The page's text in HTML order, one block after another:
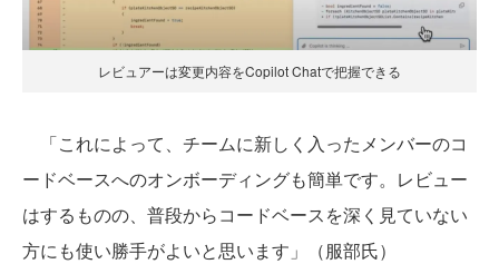
レビュアーは変更内容をCopilot Chatで把握できる
「これによって、チームに新しく入ったメンバーのコ
ードベースへのオンボーディングも簡単です。レビュー
はするものの、普段からコードベースを深く見ていない
方にも使い勝手がよいと思います」（服部氏）